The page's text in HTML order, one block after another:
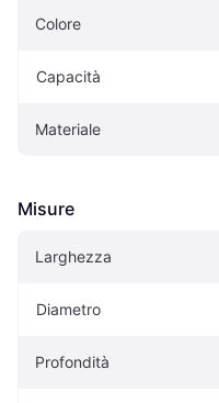
Colore
Capacità
Materiale
Misure
Larghezza
Diametro
Profondità